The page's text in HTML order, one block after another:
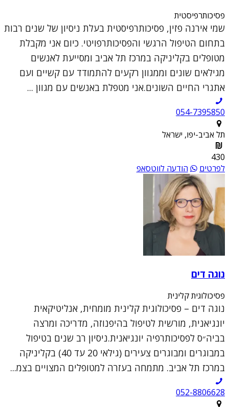
פסיכותרפיסטית
שמי אירנה פזין, פסיכותרפיסטית בעלת ניסיון של שנים רבות
בתחום הטיפול הרגשי והפסיכותרפויטי. כיום אני מקבלת
מטופלים בקליניקה במרכז תל אביב ומסייעת לאנשים
מגילאים שונים וממגוון רקעים להתמודד עם קשיים ועם
אתגרי החיים השונים.אני מטפלת באנשים עם מגוון ...
054-7395850
תל אביב-יפו, ישראל
430
לפרטים
הודעה לווטסאפ
נוגה דים
פסיכולוגית קלינית
נוגה דים – פסיכולוגית קלינית מומחית, אנליטיקאית
יונגיאנית, מורשית לטיפול בהיפנוזה, מדריכה ומרצה
בביה״ס לפסיכותרפיה יונגיאנית.ניסיון רב שנים בטיפול
במבוגרים ומבוגרים צעירים (גילאי 20 עד 40) בקליניקה
במרכז תל אביב. מתמחה בעזרה למטופלים המצויים בצמ...
052-8806628